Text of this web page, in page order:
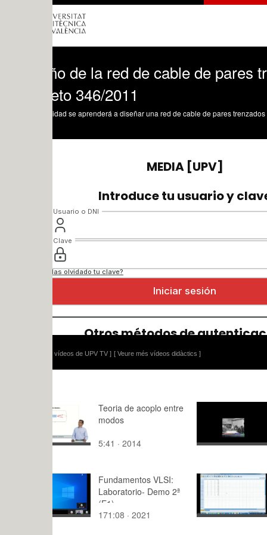
de la red de cable de pares
346/2011
vídeos de UPV TV ] [ Veure més vídeos didàctics ]
Teoria de acoplo entre
modos
5:41 · 2014
1:52 · 2017
Fundamentos VLSI:
Laboratorio- Demo 2ª
171:08 · 2021
Cuadrado
6:51 · 2015